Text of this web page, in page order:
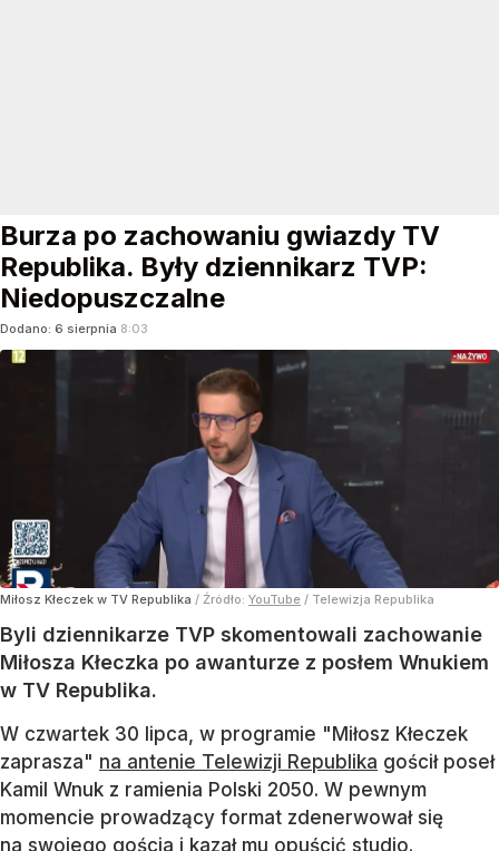
Burza po zachowaniu gwiazdy TV
Republika. Były dziennikarz TVP:
Niedopuszczalne
Dodano: 6 sierpnia 8:03
Miłosz Kłeczek w TV Republika / Źródło: YouTube / Telewizja Republika
Byli dziennikarze TVP skomentowali zachowanie
Miłosza Kłeczka po awanturze z posłem Wnukiem
w TV Republika.
W czwartek 30 lipca, w programie "Miłosz Kłeczek
zaprasza" na antenie Telewizji Republika gościł poseł
Kamil Wnuk z ramienia Polski 2050. W pewnym
momencie prowadzący format zdenerwował się
na swojego gościa i kazał mu opuścić studio.